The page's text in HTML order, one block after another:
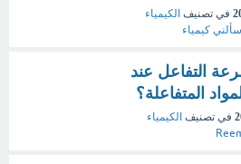
في تصنيف الكيمياء
كيمياء
التفاعل عند
المتفاعلة؟
في تصنيف الكيمياء